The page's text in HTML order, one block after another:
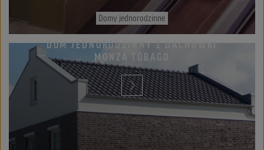
Domy jednorodzinne
DOM JEDNORODZINNY Z DACHÓWKI
MONZA TOBAGO